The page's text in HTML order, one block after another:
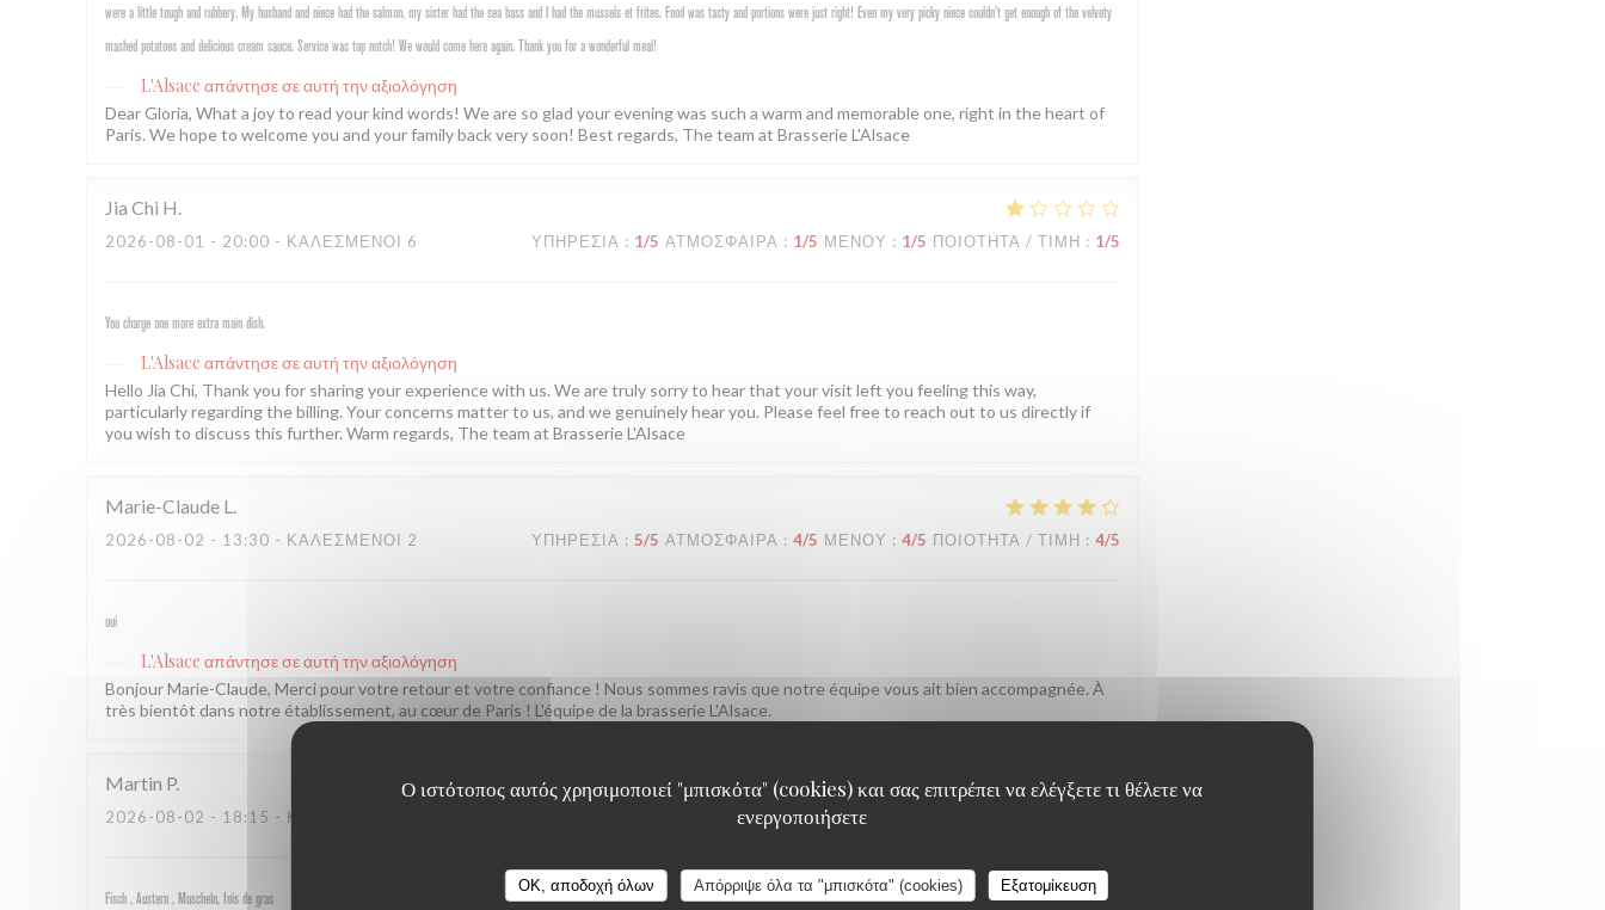
Ο ιστότοπος αυτός χρησιμοποιεί "μπισκότα" (cookies) και σας επιτρέπει να ελέγξετε τι θέλετε να
ενεργοποιήσετε
OK, αποδοχή όλων Απόρριψε όλα τα "μπισκότα" (cookies) Εξατομίκευση
were a little tough and rubbery. My husband and niece had the salmon, my sister had the sea bass and I had the mussels et frites. Food was tasty and portions were just right! Even my very picky niece couldn’t get enough of the velvety
mashed potatoes and delicious cream sauce. Service was top notch! We would come here again. Thank you for a wonderful meal!
L'Alsace απάντησε σε αυτή την αξιολόγηση
Dear Gloria, What a joy to read your kind words! We are so glad your evening was such a warm and memorable one, right in the heart of
Paris. We hope to welcome you and your family back very soon! Best regards, The team at Brasserie L'Alsace
Jia Chi H
2026-08-01 - 20:00 - ΚΑΛΕΣΜΈΝΟΙ 6 ΥΠΗΡΕΣΊΑ : 1/5 ΑΤΜΌΣΦΑΙΡΑ : 1/5 ΜΕΝΟΎ : 1/5 ΠΟΙΌΤΗΤΑ / ΤΙΜΉ : 1/5
You charge one more extra main dish.
L'Alsace απάντησε σε αυτή την αξιολόγηση
Hello Jia Chi, Thank you for sharing your experience with us. We are truly sorry to hear that your visit left you feeling this way,
particularly regarding the billing. Your concerns matter to us, and we genuinely hear you. Please feel free to reach out to us directly if
you wish to discuss this further. Warm regards, The team at Brasserie L'Alsace
Marie-Claude L
2026-08-02 - 13:30 - ΚΑΛΕΣΜΈΝΟΙ 2 ΥΠΗΡΕΣΊΑ : 5/5 ΑΤΜΌΣΦΑΙΡΑ : 4/5 ΜΕΝΟΎ : 4/5 ΠΟΙΌΤΗΤΑ / ΤΙΜΉ : 4/5
oui
L'Alsace απάντησε σε αυτή την αξιολόγηση
Bonjour Marie-Claude, Merci pour votre retour et votre confiance ! Nous sommes ravis que notre équipe vous ait bien accompagnée. À
très bientôt dans notre établissement, au cœur de Paris ! L'équipe de la brasserie L'Alsace.
Martin P
2026-08-02 - 18:15 - ΚΑΛΕΣΜΈΝΟΙ 2 ΑΤΜΌΣΦΑΙΡΑ: 5/5 ΜΕΝΟΎ
Fisch , Austern , Muscheln, fois de gras